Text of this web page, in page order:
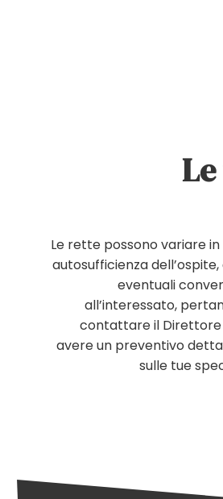
Le rette possono variare
autosufficienza
eventuali
all’interessato,
contattare il
avere un preventivo
sulle tue